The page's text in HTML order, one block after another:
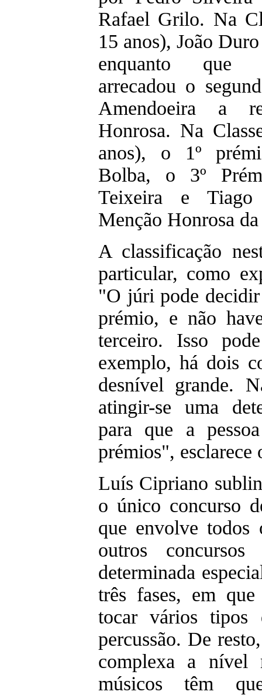
Rafael Grilo. Na
15 anos), João
enquanto que
arrecadou o
Amendoeira a
Honrosa. Na
anos), o 1º
Bolba, o 3º
Teixeira e Tiago
Menção Honrosa
A classificação
particular, como
"O júri pode
prémio, e não
terceiro. Isso
exemplo, há dois
desnível grande.
atingir-se uma
para que a
prémios", esclarece
Luís Cipriano
o único concurso
que envolve todos
outros
determinada
três fases, em
tocar vários tipos
percussão. De
complexa a nível
músicos têm